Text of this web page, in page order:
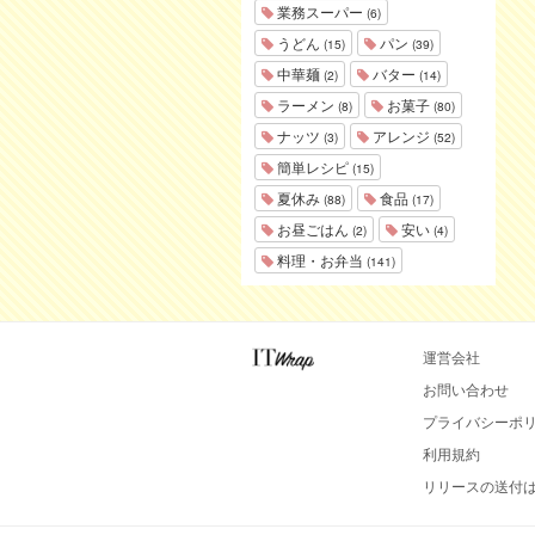
業務スーパー (6)
うどん (15) パン (39)
中華麺 (2) バター (14)
ラーメン (8) お菓子 (80)
ナッツ (3) アレンジ (52)
簡単レシピ (15)
夏休み (88) 食品 (17)
お昼ごはん (2) 安い (4)
料理・お弁当 (141)
運営会社
お問い合わせ
プライバシーポ
利用規約
リリースの送付